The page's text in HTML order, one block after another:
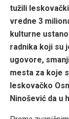
tužili
vredne 3
kulturne
radnika koji su
ugovore,
mesta za koje
leskovačko
Ninošević da u